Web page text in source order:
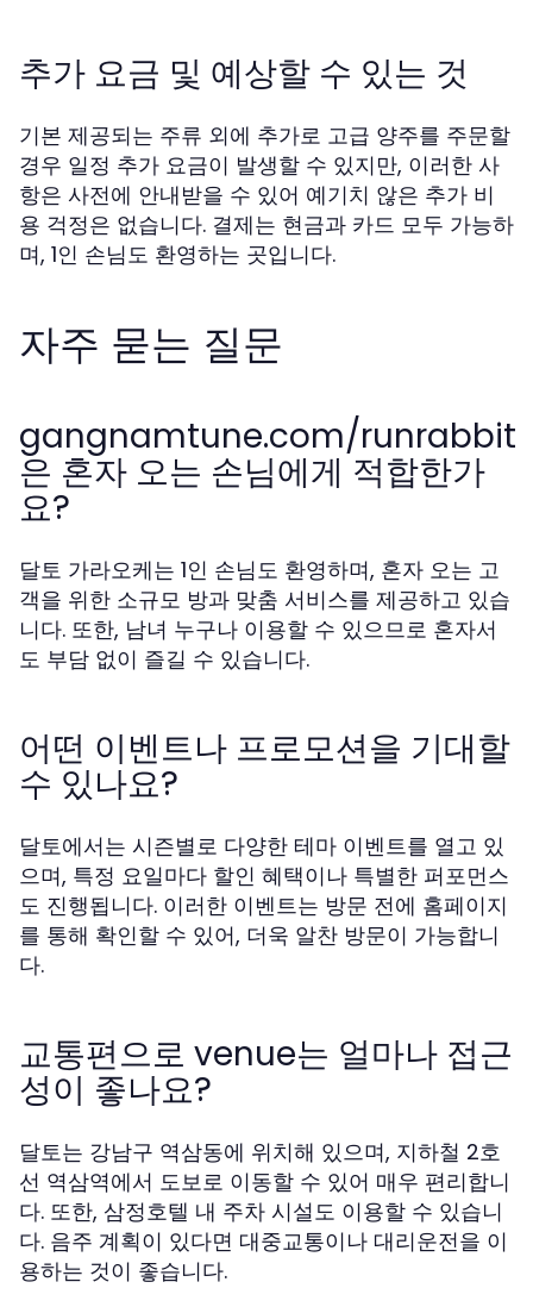
추가 요금 및 예상할 수 있는 것
기본 제공되는 주류 외에 추가로 고급 양주를 주문할
경우 일정 추가 요금이 발생할 수 있지만, 이러한 사
항은 사전에 안내받을 수 있어 예기치 않은 추가 비
용 걱정은 없습니다. 결제는 현금과 카드 모두 가능하
며, 1인 손님도 환영하는 곳입니다.
자주 묻는 질문
gangnamtune.com/runrabbit
은 혼자 오는 손님에게 적합한가
요?
달토 가라오케는 1인 손님도 환영하며, 혼자 오는 고
객을 위한 소규모 방과 맞춤 서비스를 제공하고 있습
니다. 또한, 남녀 누구나 이용할 수 있으므로 혼자서
도 부담 없이 즐길 수 있습니다.
어떤 이벤트나 프로모션을 기대할
수 있나요?
달토에서는 시즌별로 다양한 테마 이벤트를 열고 있
으며, 특정 요일마다 할인 혜택이나 특별한 퍼포먼스
도 진행됩니다. 이러한 이벤트는 방문 전에 홈페이지
를 통해 확인할 수 있어, 더욱 알찬 방문이 가능합니
다.
교통편으로 venue는 얼마나 접근
성이 좋나요?
달토는 강남구 역삼동에 위치해 있으며, 지하철 2호
선 역삼역에서 도보로 이동할 수 있어 매우 편리합니
다. 또한, 삼정호텔 내 주차 시설도 이용할 수 있습니
다. 음주 계획이 있다면 대중교통이나 대리운전을 이
용하는 것이 좋습니다.